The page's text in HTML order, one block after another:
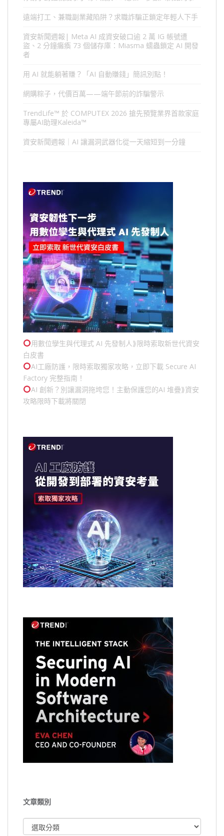
遠端打工、兼職副業藏陷阱？求職詐騙正鎖定年輕人下手
資安新聞週報| Meta AI 成資安破口逾 2 萬 IG 帳號遭
盜、2 分鐘癱瘓 73 個儲存庫：Miasma 蠕蟲鎖定 AI 開發
者
用 AI 就能躺著賺？「AI 自動賺錢」簡訊別點！
網購粽子，代價百萬——端午節前的詐騙警示
TrendLife™ 於 COMPUTEX 2026 搶先預覽業界首款家庭
專屬AI助理Kaleida™
資安新聞週報｜AI 讓漏洞武器化從一天縮短到一分鐘
用數位孿生與代理式 AI 先發制人⟫限時索取新世代資安
白皮書
AI工廠防護，限時索取獨家攻略，立即下載 Secure AI
Factory 完整指南！
AI 創新？別讓漏洞拖垮您！主動保護您的AI 堆疊⟫資安
攻略限時下載將關閉
文章類別